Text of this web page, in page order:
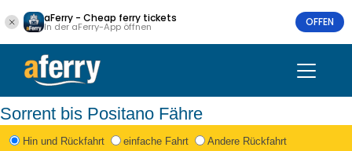
aFerry - Cheap ferry tickets
In der aFerry-App öffnen OFFEN
Sorrent bis Positano Fähre
Hin und Rückfahrt einfache Fahrt Andere Rückfahrt